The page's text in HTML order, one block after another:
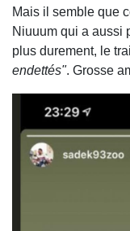
Mais il semble que
Niuuum qui a aussi
plus durement, le
endettés". Grosse